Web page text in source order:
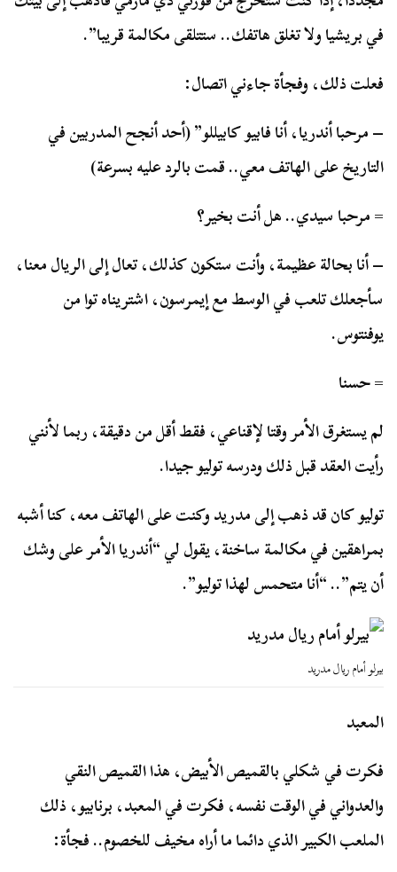
في بريشيا ولا تغلق هاتفك.. ستتلقى مكالمة قريبا”.
فعلت ذلك، وفجأة جاءني اتصال:
– مرحبا أندريا، أنا فابيو كابيللو” (أحد أنجح المدربين في
التاريخ على الهاتف معي.. قمت بالرد عليه بسرعة)
= مرحبا سيدي.. هل أنت بخير؟
– أنا بحالة عظيمة، وأنت ستكون كذلك، تعال إلى الريال معنا،
سأجعلك تلعب في الوسط مع إيمرسون، اشتريناه توا من
يوفنتوس.
= حسنا
لم يستغرق الأمر وقتا لإقناعي، فقط أقل من دقيقة، ربما لأنني
رأيت العقد قبل ذلك ودرسه توليو جيدا.
توليو كان قد ذهب إلى مدريد وكنت على الهاتف معه، كنا أشبه
بمراهقين في مكالمة ساخنة، يقول لي “أندريا الأمر على وشك
أن يتم”.. “أنا متحمس لهذا توليو”.
بيرلو أمام ريال مدريد
المعبد
فكرت في شكلي بالقميص الأبيض، هذا القميص النقي
والعدواني في الوقت نفسه، فكرت في المعبد، برنابيو، ذلك
الملعب الكبير الذي دائما ما أراه مخيف للخصوم.. فجأة: